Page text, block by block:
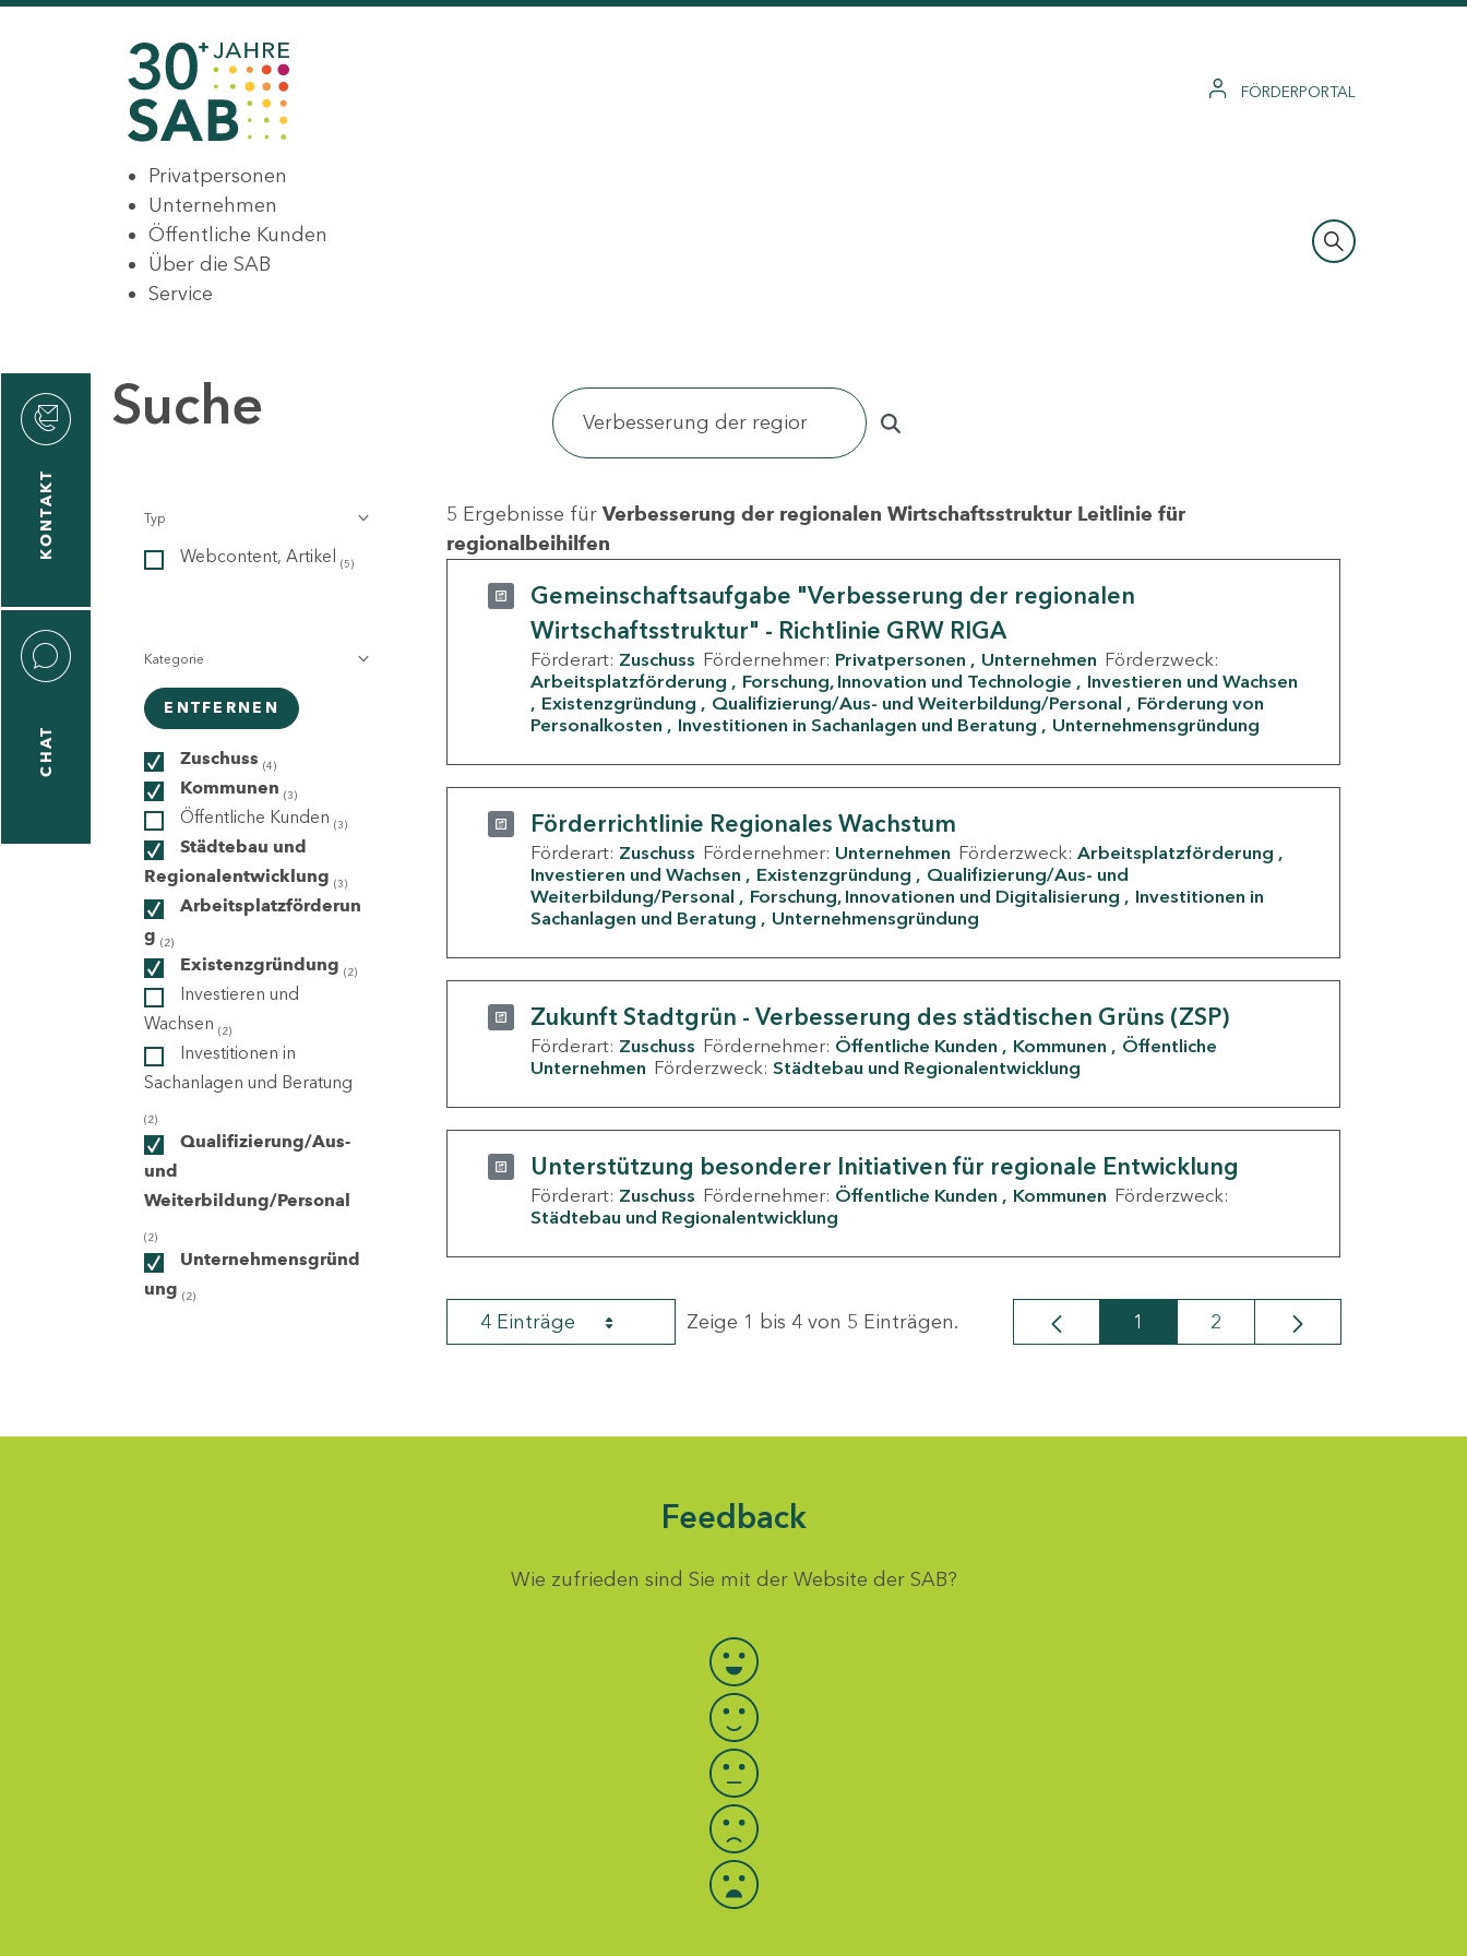
FÖRDERPORTAL
Privatpersonen
Unternehmen
Öffentliche Kunden
Über die SAB
Service
KONTAKT
CHAT
Suche
Typ
Webcontent, Artikel (5)
Kategorie
ENTFERNEN
Zuschuss (4)
Kommunen (3)
Öffentliche Kunden (3)
Städtebau und
Regionalentwicklung (3)
Arbeitsplatzförderun
g (2)
Existenzgründung (2)
Investieren und
Wachsen (2)
Investitionen in
Sachanlagen und Beratung
(2)
Qualifizierung/Aus-
und
Weiterbildung/Personal
(2)
Unternehmensgründ
ung (2)
5 Ergebnisse für Verbesserung der regionalen Wirtschaftsstruktur Leitlinie für
regionalbeihilfen
Gemeinschaftsaufgabe "Verbesserung der regionalen
Wirtschaftsstruktur" - Richtlinie GRW RIGA
Förderart: Zuschuss Fördernehmer: Privatpersonen Unternehmen Förderzweck:
Arbeitsplatzförderung
Forschung, Innovation und Technologie
Investieren und Wachsen
Existenzgründung
Qualifizierung/Aus- und Weiterbildung/Personal
Förderung von
Personalkosten
Investitionen in Sachanlagen und Beratung Unternehmensgründung
Förderrichtlinie Regionales Wachstum
Förderart: Zuschuss Fördernehmer: Unternehmen Förderzweck: Arbeitsplatzförderung
Investieren und Wachsen
Existenzgründung
Qualifizierung/Aus- und
Weiterbildung/Personal
Forschung, Innovationen und Digitalisierung
Investitionen in
Sachanlagen und Beratung
Unternehmensgründung
Zukunft Stadtgrün - Verbesserung des städtischen Grüns (ZSP)
Förderart: Zuschuss Fördernehmer: Öffentliche Kunden Kommunen
Öffentliche
Unternehmen Förderzweck: Städtebau und Regionalentwicklung
Unterstützung besonderer Initiativen für regionale Entwicklung
Förderart: Zuschuss Fördernehmer: Öffentliche Kunden Kommunen Förderzweck:
Städtebau und Regionalentwicklung
4 Einträge Zeige 1 bis 4 von 5 Einträgen. Seite
1 Seite
2
Feedback
Wie zufrieden sind Sie mit der Website der SAB?
Bewertung auswählen